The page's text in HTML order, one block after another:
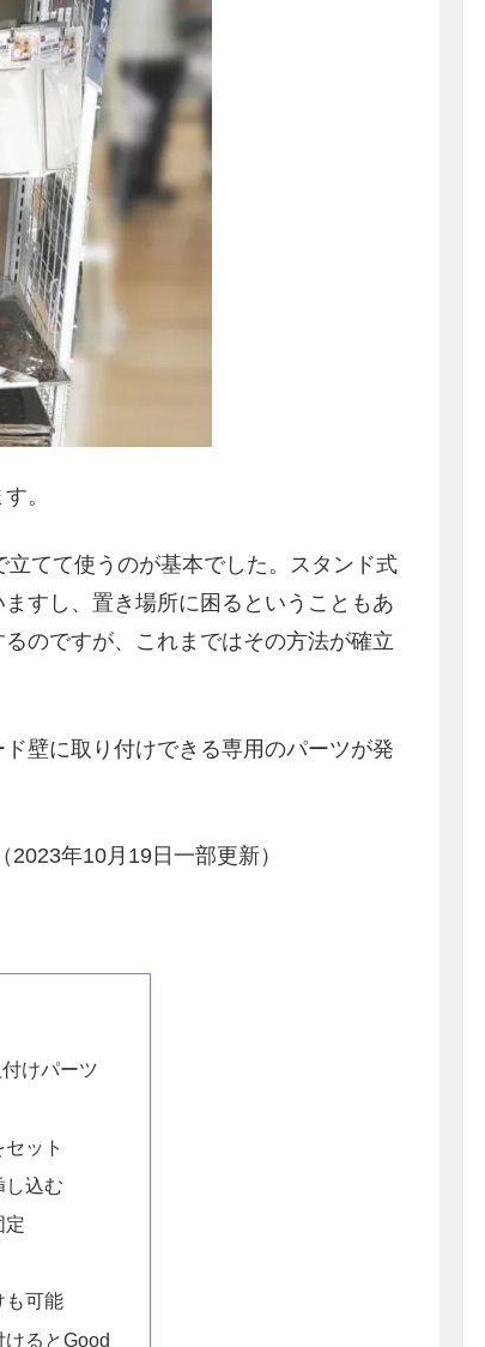
。
てて使うのが基本でした。スタンド式
すし、置き場所に困るということもあ
のですが、これまではその方法が確立
壁に取り付けできる専用のパーツが発
年10月19日一部更新）
けパーツ
ット
し込む
定
も可能
るとGood